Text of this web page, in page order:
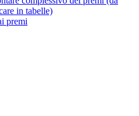
in tabelle)
premi